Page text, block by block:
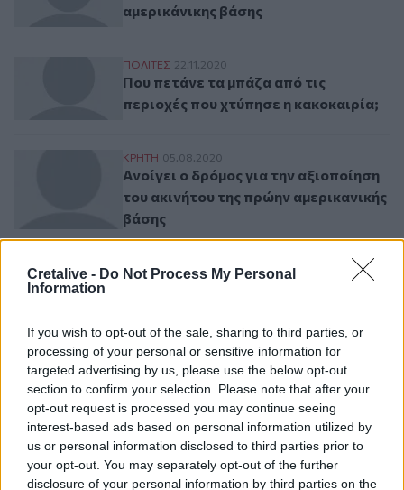
Cretalive - Do Not Process My Personal
Information
If you wish to opt-out of the sale, sharing to third parties, or
processing of your personal or sensitive information for
targeted advertising by us, please use the below opt-out
section to confirm your selection. Please note that after your
opt-out request is processed you may continue seeing
interest-based ads based on personal information utilized by
us or personal information disclosed to third parties prior to
your opt-out. You may separately opt-out of the further
disclosure of your personal information by third parties on the
αμερικάνικης βάσης
Που πετάνε τα μπάζα από τις περιοχές
ΠΟΛΙΤΕΣ 22.11.2020
Που πετάνε τα μπάζα από τις
περιοχές που χτύπησε η κακοκαιρία;
Ανοίγει ο δρόμος για την αξιοποίηση
ΚΡΗΤΗ 05.08.2020
Ανοίγει ο δρόμος για την αξιοποίηση
του ακινήτου της πρώην αμερικανικής
βάσης
«Πυρετωδώς» ετοιμάζεται το ΤΑΙΠΕΔ για
ΟΙΚΟΝΟΜΙΑ 09.06.2020
«Πυρετωδώς» ετοιμάζεται το
Σελιδοποίηση
Προηγούμενη σελίδα
Current page
1 Next page